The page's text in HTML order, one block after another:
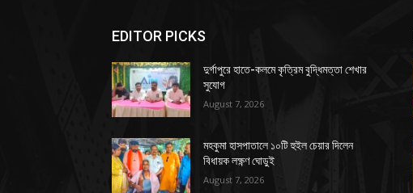
EDITOR PICKS
দুর্গাপুরে হাতে-কলমে কৃত্রিম বুদ্ধিমত্তা শেখার
সুযোগ
August 7, 2026
মহকুমা হাসপাতালে ১০টি হুইল চেয়ার দিলেন
বিধায়ক লক্ষ্ণণ ঘোড়ুই
August 7, 2026